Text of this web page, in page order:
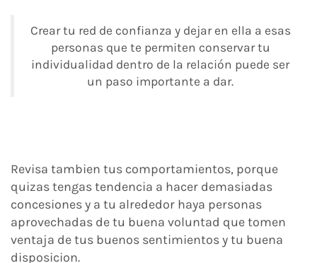
Crear tu red de confianza y dejar en ella a esas
personas que te permiten conservar tu
individualidad dentro de la relación puede ser
un paso importante a dar.
Revisa tambien tus comportamientos, porque
quizas tengas tendencia a hacer demasiadas
concesiones y a tu alrededor haya personas
aprovechadas de tu buena voluntad que tomen
ventaja de tus buenos sentimientos y tu buena
disposicion.